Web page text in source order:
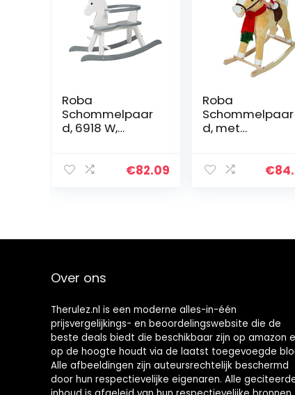
Roba
Schommelpaar
d, 6918 W,
schommelstoel
€82.09
Roba
Schommelpaar
d, met
zadel, geluid,
€
Over ons
Therulez.nl is een moderne alles-in-één
prijsvergelijkings- en beoordelingswebsite die de
beste deals biedt die beschikbaar zijn op amazon
op de hoogte houdt via de laatst toegevoegde
Alle afbeeldingen zijn auteursrechtelijk beschermd
door hun respectievelijke eigenaren. Alle